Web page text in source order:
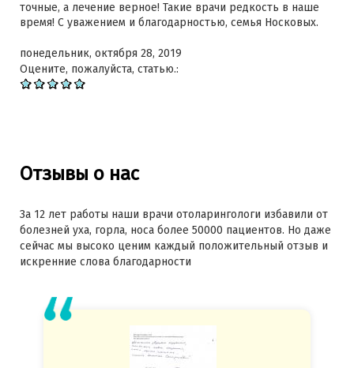
точные, а лечение верное! Такие врачи редкость в наше
время! С уважением и благодарностью, семья Носковых.
понедельник, октября 28, 2019
Оцените, пожалуйста, статью.:
Отзывы о нас
За 12 лет работы наши врачи отоларингологи избавили от
болезней уха, горла, носа более 50000 пациентов. Но даже
сейчас мы высоко ценим каждый положительный отзыв и
искренние слова благодарности